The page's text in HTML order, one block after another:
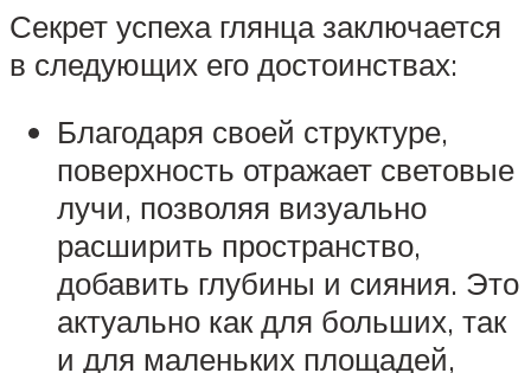
Секрет успеха глянца заключается
в следующих его достоинствах:
Благодаря своей структуре,
поверхность отражает световые
лучи, позволяя визуально
расширить пространство,
добавить глубины и сияния. Это
актуально как для больших, так
и для маленьких площадей,